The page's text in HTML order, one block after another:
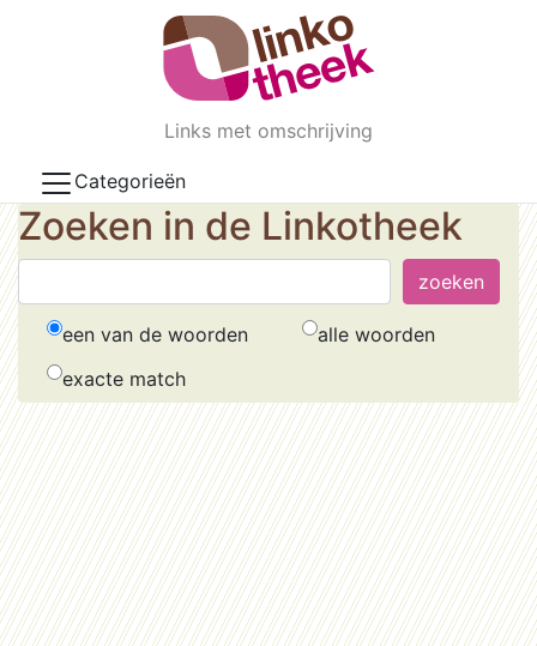
Skip to main content
Links met omschrijving
Categorieën
Zoeken in de Linkotheek
een van de woorden
alle woorden
exacte match